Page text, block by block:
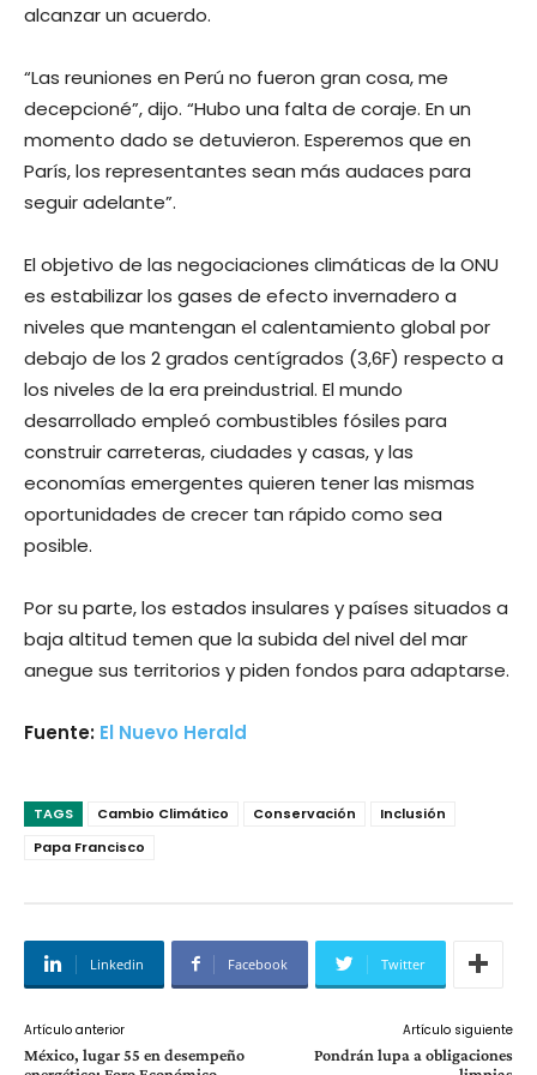
alcanzar un acuerdo.
“Las reuniones en Perú no fueron gran cosa, me
decepcioné”, dijo. “Hubo una falta de coraje. En un
momento dado se detuvieron. Esperemos que en
París, los representantes sean más audaces para
seguir adelante”.
El objetivo de las negociaciones climáticas de la ONU
es estabilizar los gases de efecto invernadero a
niveles que mantengan el calentamiento global por
debajo de los 2 grados centígrados (3,6F) respecto a
los niveles de la era preindustrial. El mundo
desarrollado empleó combustibles fósiles para
construir carreteras, ciudades y casas, y las
economías emergentes quieren tener las mismas
oportunidades de crecer tan rápido como sea
posible.
Por su parte, los estados insulares y países situados a
baja altitud temen que la subida del nivel del mar
anegue sus territorios y piden fondos para adaptarse.
Fuente: El Nuevo Herald
TAGS Cambio Climático Conservación
Inclusión
Papa Francisco
Linkedin Facebook Twitter
Artículo anterior
México, lugar 55 en desempeño
Artículo siguiente
Pondrán lupa a obligaciones